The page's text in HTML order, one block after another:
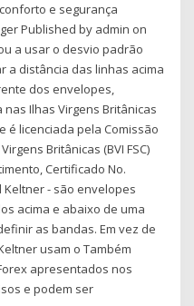
e segurança
Published by admin on
a usar o desvio padrão
a distância das linhas acima
dos envelopes,
nas Ilhas Virgens Britânicas
é licenciada pela Comissão
Britânicas (BVI FSC)
Certificado No.
Keltner - são envelopes
acima e abaixo de uma
as bandas. Em vez de
usam o Também
apresentados nos
e podem ser